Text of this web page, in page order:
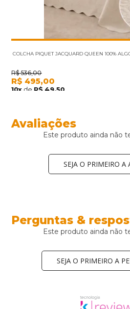
COLCHA PIQUET JACQUARD QUEEN 100%
R$ 536,00
R$ 495,00
10x de R$ 49,50
Avaliações
Este produto ainda não
SEJA O PRIMEIRO A
Perguntas &
Este produto ainda não
SEJA O PRIMEIRO A